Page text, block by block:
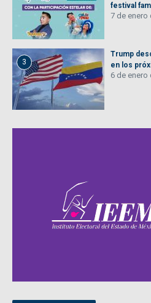
festival
7 de enero
3
Trump
en los
6 de enero